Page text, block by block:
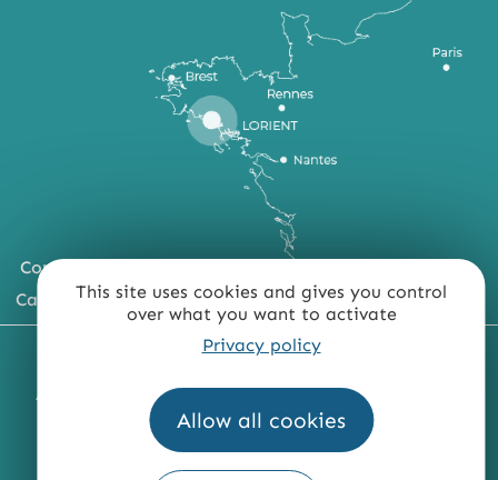
This site uses cookies and gives you control
over what you want to activate
Privacy policy
Allow all cookies
Comment venir ?
Carte du territoire
MENTIONS LÉGALES PLAN DU SITE
ACCESSIBILITÉ : NON CONFORME PRESSE
QUI SOMMES-NOUS ?